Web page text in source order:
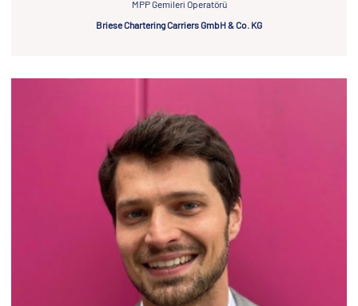
MPP Gemileri Operatörü
Briese Chartering Carriers GmbH & Co. KG